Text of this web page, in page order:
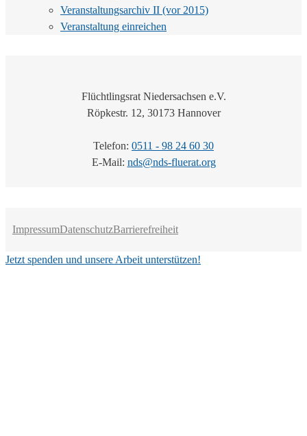
Veranstaltungsarchiv II (vor 2015)
Veranstaltung einreichen
Flüchtlingsrat Niedersachsen e.V.
Röpkestr. 12, 30173 Hannover
Telefon: 0511 - 98 24 60 30
E-Mail: nds@nds-fluerat.org
ImpressumDatenschutzBarrierefreiheit
Jetzt spenden und unsere Arbeit unterstützen!